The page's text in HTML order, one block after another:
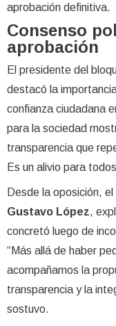
aprobación definitiva.
Consenso
aprobación
El presidente del
destacó la
confianza ciudadana
para la sociedad
transparencia que
Es un alivio para
Desde la oposición,
Gustavo López,
concretó luego de
“Más allá de haber
acompañamos la
transparencia y la
sostuvo.